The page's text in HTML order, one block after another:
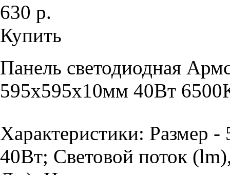
630 р.
Купить
Панель светодиодная
595х595х10мм 40Вт
Характеристики: Размер
40Вт; Световой поток